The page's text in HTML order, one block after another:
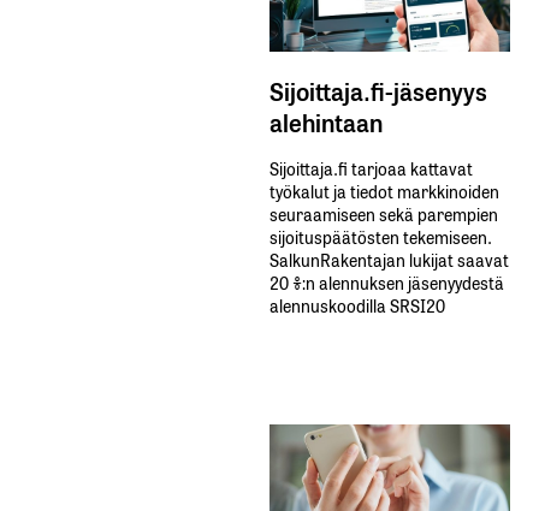
Sijoittaja.fi-jäsenyys
alehintaan
Sijoittaja.fi tarjoaa kattavat
työkalut ja tiedot markkinoiden
seuraamiseen sekä parempien
sijoituspäätösten tekemiseen.
SalkunRakentajan lukijat saavat
20 %:n alennuksen jäsenyydestä
alennuskoodilla SRSI20